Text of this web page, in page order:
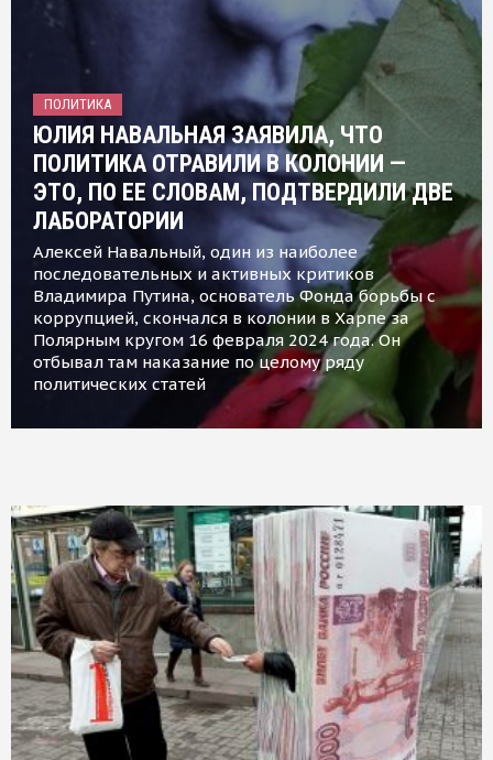
ПОЛИТИКА
ЮЛИЯ НАВАЛЬНАЯ ЗАЯВИЛА, ЧТО
ПОЛИТИКА ОТРАВИЛИ В КОЛОНИИ —
ЭТО, ПО ЕЕ СЛОВАМ, ПОДТВЕРДИЛИ ДВЕ
ЛАБОРАТОРИИ
Алексей Навальный, один из наиболее
последовательных и активных критиков
Владимира Путина, основатель Фонда борьбы с
коррупцией, скончался в колонии в Харпе за
Полярным кругом 16 февраля 2024 года. Он
отбывал там наказание по целому ряду
политических статей